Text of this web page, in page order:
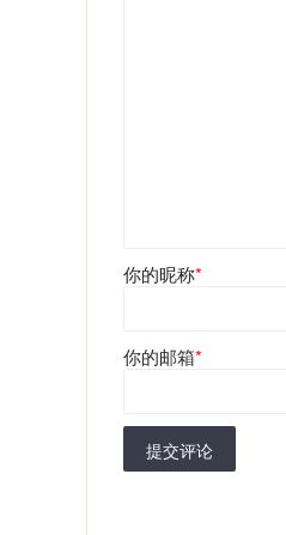
你的昵称*
你的邮箱*
提交评论